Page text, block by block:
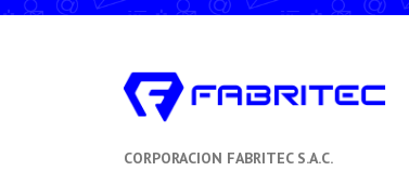
CORPORACION FABRITEC S.A.C.